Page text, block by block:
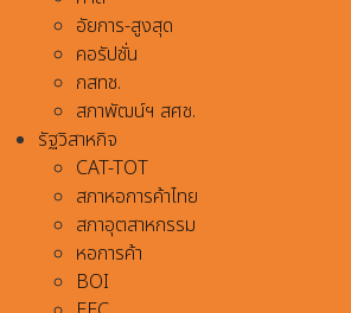
อัยการ-สูงสุด
คอรัปชั่น
กสทช.
สภาพัฒน์ฯ สศช.
รัฐวิสาหกิจ
CAT-TOT
สภาหอการค้าไทย
สภาอุตสาหกรรม
หอการค้า
BOI